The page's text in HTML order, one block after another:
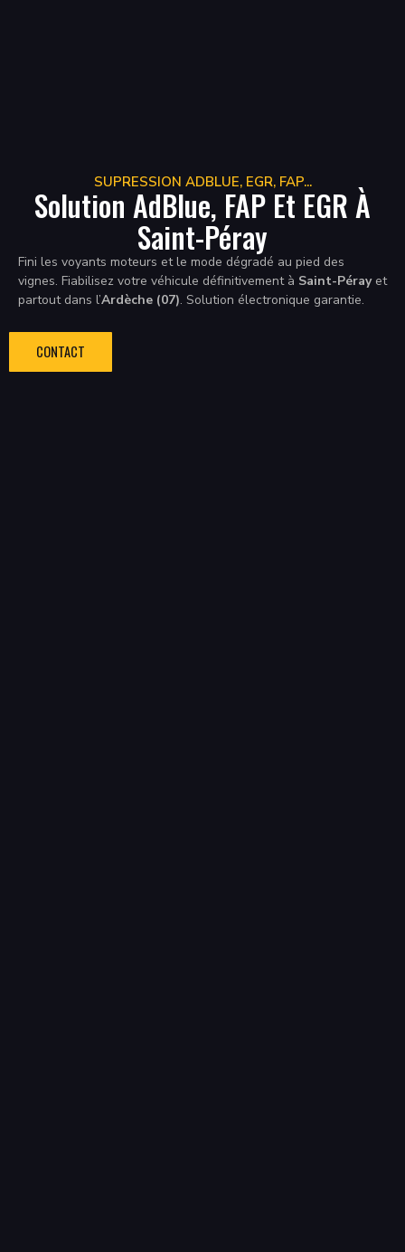
SUPRESSION ADBLUE, EGR, FAP...
Solution AdBlue, FAP Et EGR À
Saint-Péray
Fini les voyants moteurs et le mode dégradé au pied des
vignes. Fiabilisez votre véhicule définitivement à Saint-Pérayet
partout dans l’Ardèche (07). Solution électronique garantie.
CONTACT